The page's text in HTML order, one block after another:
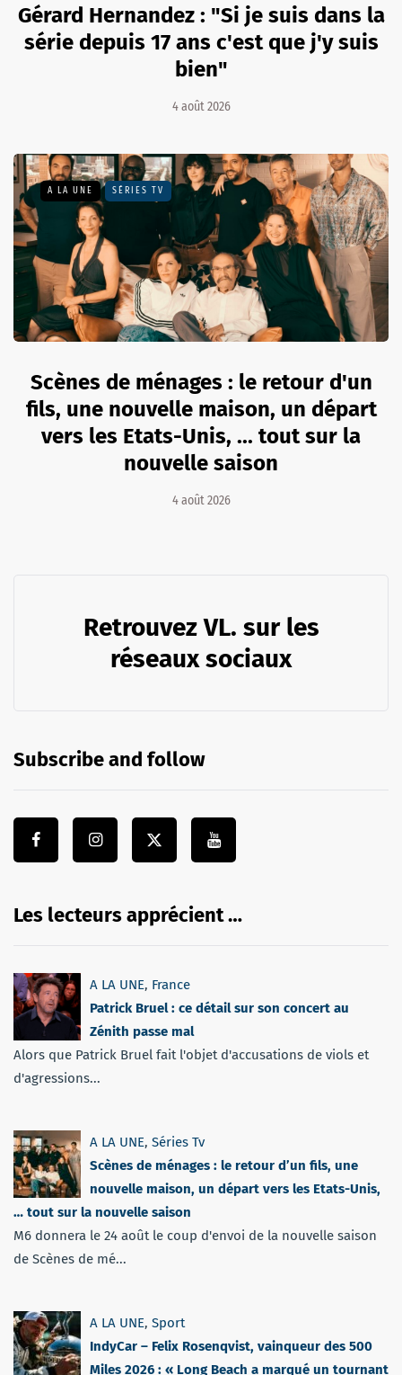
Gérard Hernandez : "Si je suis dans la
série depuis 17 ans c'est que j'y suis
bien"
4 août 2026
A LA UNE SÉRIES TV
Scènes de ménages : le retour d'un
fils, une nouvelle maison, un départ
vers les Etats-Unis, ... tout sur la
nouvelle saison
4 août 2026
Retrouvez VL. sur les
réseaux sociaux
Subscribe and follow
Les lecteurs apprécient …
A LA UNE, France
Patrick Bruel : ce détail sur son concert au
Zénith passe mal
Alors que Patrick Bruel fait l'objet d'accusations de viols et
d'agressions...
A LA UNE, Séries Tv
Scènes de ménages : le retour d’un fils, une
nouvelle maison, un départ vers les Etats-Unis,
… tout sur la nouvelle saison
M6 donnera le 24 août le coup d'envoi de la nouvelle saison
de Scènes de mé...
A LA UNE, Sport
IndyCar – Felix Rosenqvist, vainqueur des 500
Miles 2026 : « Long Beach a marqué un tournant